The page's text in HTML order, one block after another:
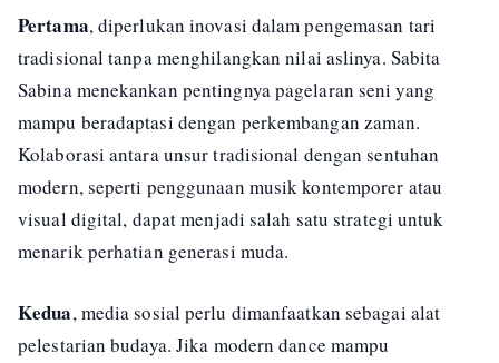
Pertama, diperlukan inovasi dalam pengemasan tari
tradisional tanpa menghilangkan nilai aslinya. Sabita
Sabina menekankan pentingnya pagelaran seni yang
mampu beradaptasi dengan perkembangan zaman.
Kolaborasi antara unsur tradisional dengan sentuhan
modern, seperti penggunaan musik kontemporer atau
visual digital, dapat menjadi salah satu strategi untuk
menarik perhatian generasi muda.
Kedua, media sosial perlu dimanfaatkan sebagai alat
pelestarian budaya. Jika modern dance mampu